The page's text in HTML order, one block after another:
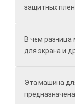
защитных
В чем разница
для экрана и
Эта машина